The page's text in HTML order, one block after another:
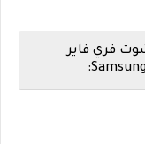
فري فاير